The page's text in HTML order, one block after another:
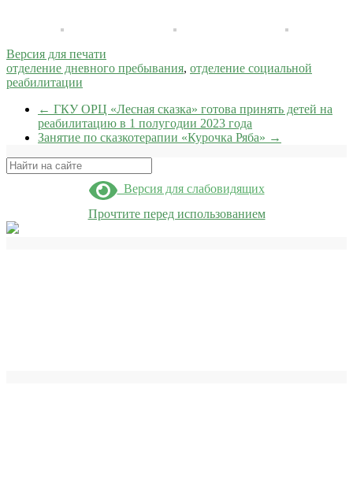
Версия для печати
отделение дневного пребывания, отделение социальной
реабилитации
← ГКУ ОРЦ «Лесная сказка» готова принять детей на
реабилитацию в 1 полугодии 2023 года
Занятие по сказкотерапии «Курочка Ряба» →
Поиск
Версия для слабовидящих
Прочтите перед использованием